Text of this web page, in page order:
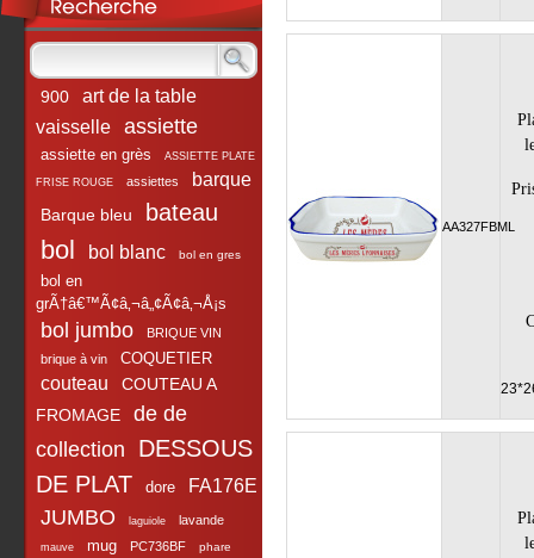
AA327FBML
900
art de la table
vaisselle
assiette
assiette en grès ASSIETTE PLATE
FRISE ROUGE assiettes barque
Barque bleu bateau
bol bol blanc bol en gres
bol en
grÃ†â€™Ã¢â‚¬â„¢Ã¢â‚¬Å¡s
bol jumbo
BRIQUE VIN
brique à vin
COQUETIER
couteau
COUTEAU A
FROMAGE
de de
collection
DESSOUS
DE PLAT
dore FA176E
JUMBO laguiole lavande
mauve mug PC736BF phare